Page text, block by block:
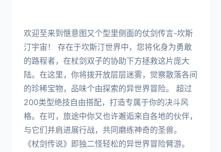
欢迎至来到惬意图又个型里侧面的仗剑传言-坎斯
汀宇宙！ 存在于坎斯汀世界中，您将化身为勇敢
的路程者，在杖剑双子的协助下方拯救这片庞大
陆。在这里，你将拨开放层层迷雾，觉察散落各间
的珍稀宝物，品味个由探索的异世界冒险。 超过
200类型绝技自由搭配，打造专属于你的决斗风
格。在可，旅途中你又也许邂逅来自各地的伙伴，
与它们并肩进展行战，共同磨练神奇的圣兽。
《杖剑传说》即独二怪轻松的异世界冒险臂游。